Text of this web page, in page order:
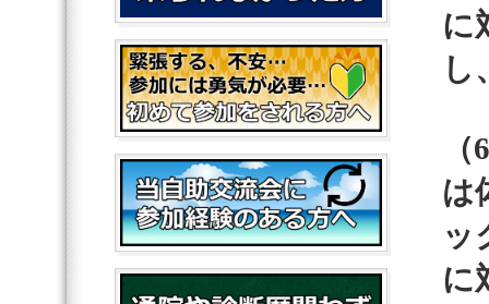
に
し
は
ッ
に